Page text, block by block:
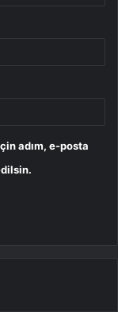
adım, e-posta